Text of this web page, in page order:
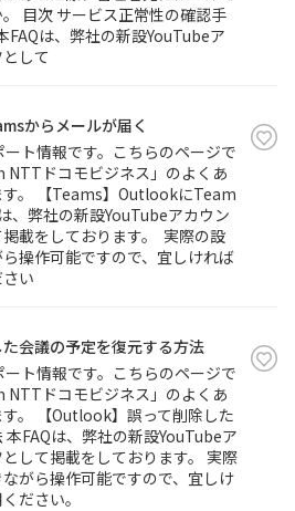
目次 サービス正常性の確認手
FAQは、弊社の新設YouTubeア
して
からメールが届く
ト情報です。こちらのページで
ドコモビジネス」のよくあ
す。 【Teams】OutlookにTeam
、弊社の新設YouTubeアカウン
載をしております。 実際の設
操作可能ですので、宜しければ
い
会議の予定を復元する方法
ト情報です。こちらのページで
ドコモビジネス」のよくあ
。 【Outlook】誤って削除した
FAQは、弊社の新設YouTubeア
して掲載をしております。 実際
がら操作可能ですので、宜しけ
ださい。